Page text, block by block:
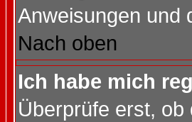
Anweisungen und
Nach oben
Ich habe mich
Überprüfe erst,